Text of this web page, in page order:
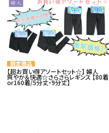
カテゴリー
コンテンツ
品番でおまとめ注文
ご利用ガイド
【超お買い得アソートセット☆】 婦人
爽やか＆快適☆さらさらレギンス 【80着
or160着/5分丈・9分丈】